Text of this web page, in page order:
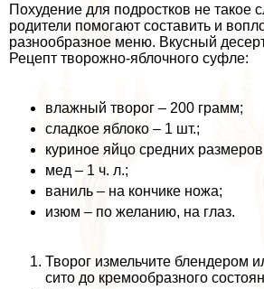
Похудение для подростков не такое
родители помогают составить и
разнообразное меню. Вкусный десерт
Рецепт творожно-яблочного суфле:
влажный творог – 200 грамм;
сладкое яблоко – 1 шт.;
куриное яйцо средних
мед – 1 ч. л.;
ваниль – на кончике ножа;
изюм – по желанию, на глаз.
Творог измельчите блендером
сито до кремообразного